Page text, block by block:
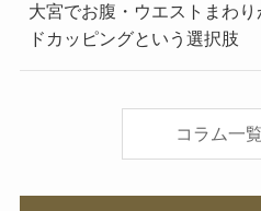
大宮でお腹・ウエストまわ
ドカッピングという選択肢
コラム一